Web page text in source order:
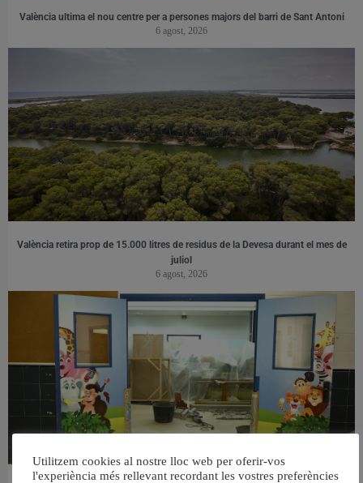
València ultima el nou centre per a persones majors del barri de Sant Antoni
6 agost, 2026
València retira prop de 15.000 litres de residus de la Devesa durant el mes de
juliol
6 agost, 2026
Utilitzem cookies al nostre lloc web per oferir-vos
l'experiència més rellevant recordant les vostres preferències